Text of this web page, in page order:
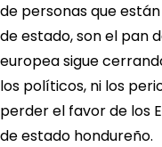
de personas que
de estado, son el pan
europea sigue
los políticos, ni los
perder el favor de los
de estado hondureño.